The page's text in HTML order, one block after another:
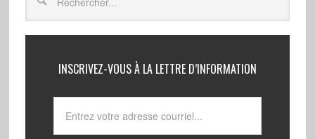
INSCRIVEZ-VOUS À LA LETTRE D’INFORMATION